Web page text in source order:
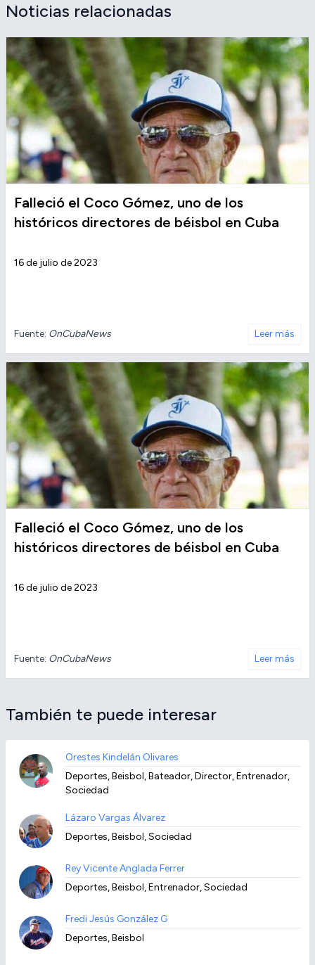
Noticias relacionadas
Falleció el Coco Gómez, uno de los
históricos directores de béisbol en Cuba
16 de julio de 2023
Fuente: OnCubaNews Leer más
Falleció el Coco Gómez, uno de los
históricos directores de béisbol en Cuba
16 de julio de 2023
Fuente: OnCubaNews Leer más
También te puede interesar
Orestes Kindelán Olivares
Deportes, Beisbol, Bateador, Director, Entrenador,
Sociedad
Lázaro Vargas Álvarez
Deportes, Beisbol, Sociedad
Rey Vicente Anglada Ferrer
Deportes, Beisbol, Entrenador, Sociedad
Fredi Jesús González G
Deportes, Beisbol